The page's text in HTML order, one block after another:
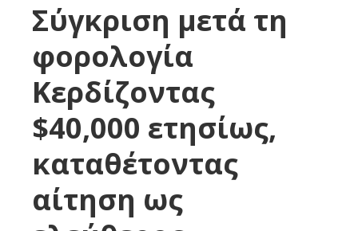
Σύγκριση μετά τη
φορολογία
Κερδίζοντας
$40,000 ετησίως,
καταθέτοντας
αίτηση ως